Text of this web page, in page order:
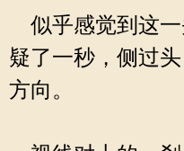
似乎感觉到这一
疑了一秒，侧过
方向。